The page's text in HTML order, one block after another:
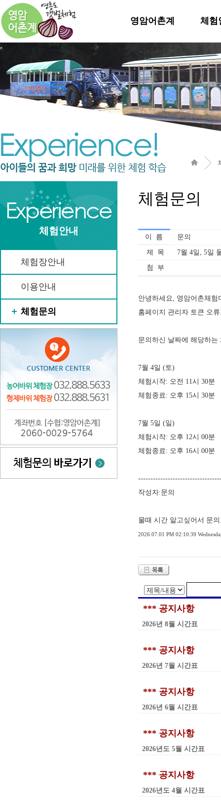
영암어촌계 체험
체험안내
체험장안내
이용안내
체험문의
체험문의
이 름 문의
제 목 7월 4일, 5일
첨 부
안녕하세요, 영암어촌체험
홈페이지 관리자 토큰 오
문의하신 날짜에 해당하
7월 4일 (토)
체험시작: 오전 11시 30분
체험종료: 오후 15시 30분
7월 5일 (일)
체험시작: 오후 12시 00분
체험종료: 오후 16시 00분
작성자:문의
물때 시간 알고싶어서 문
2026.07.01 PM 02:10:39
*** 공지사항
2026년 8월 시간표
*** 공지사항
2026년 7월 시간표
*** 공지사항
2026년 6월 시간표
*** 공지사항
2026년도 5월 시간표
*** 공지사항
2026년도 4월 시간표